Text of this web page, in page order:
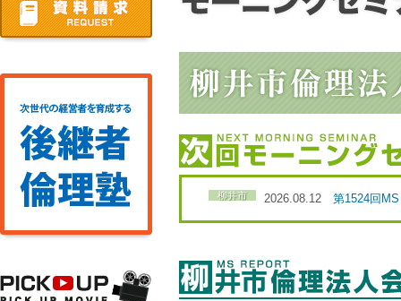
柳井市 2026.08.12 第1524回